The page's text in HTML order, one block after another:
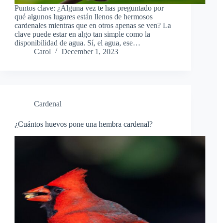
Puntos clave: ¿Alguna vez te has preguntado por
qué algunos lugares están llenos de hermosos
cardenales mientras que en otros apenas se ven? La
clave puede estar en algo tan simple como la
disponibilidad de agua. Sí, el agua, ese…
Carol
December 1, 2023
Cardenal
¿Cuántos huevos pone una hembra cardenal?